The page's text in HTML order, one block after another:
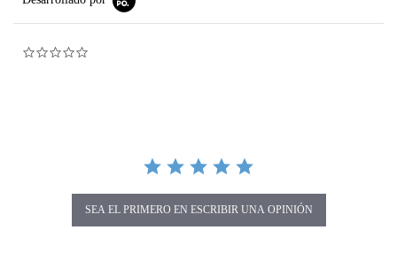
SEA EL PRIMERO EN ESCRIBIR UNA OPINIÓN